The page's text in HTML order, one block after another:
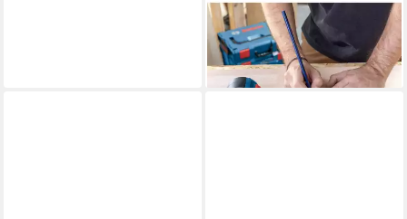
Maßband Bandmaß
Professional, 5 Meter
28,94 €
lieferbar - in 3-4 Werktagen bei dir